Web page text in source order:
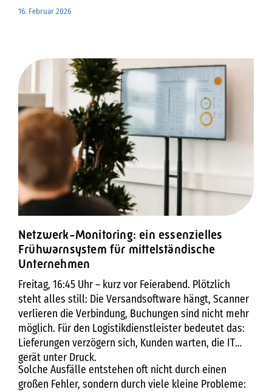
Themen konzentrieren.
16. Februar 2026
Netzwerk-Monitoring: ein essenzielles
Frühwarnsystem für mittelständische
Unternehmen
Freitag, 16:45 Uhr – kurz vor Feierabend. Plötzlich
steht alles still: Die Versandsoftware hängt, Scanner
verlieren die Verbindung, Buchungen sind nicht mehr
möglich. Für den Logistikdienstleister bedeutet das:
Lieferungen verzögern sich, Kunden warten, die IT
gerät unter Druck.
Solche Ausfälle entstehen oft nicht durch einen
großen Fehler, sondern durch viele kleine Probleme: